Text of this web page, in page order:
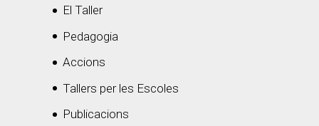
El Taller
Pedagogia
Accions
Tallers per les Escoles
Publicacions